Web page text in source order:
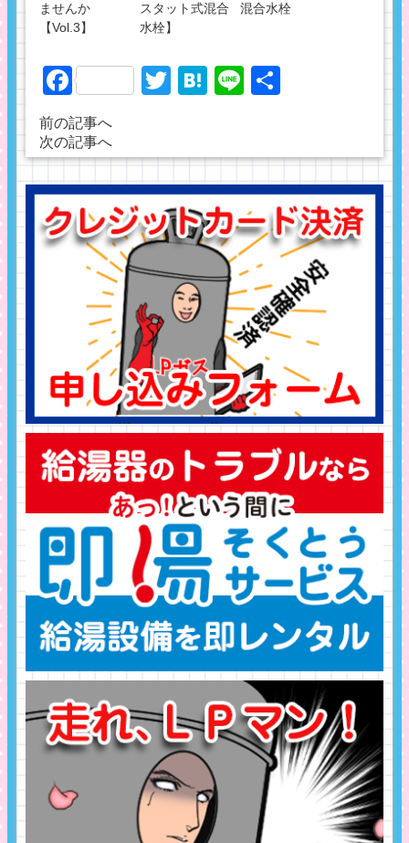
ませんか
【Vol.3】
スタット式混合
水栓】
混合水栓
FacebookTwitter
Hatena
Line
前の記事へ
次の記事へ